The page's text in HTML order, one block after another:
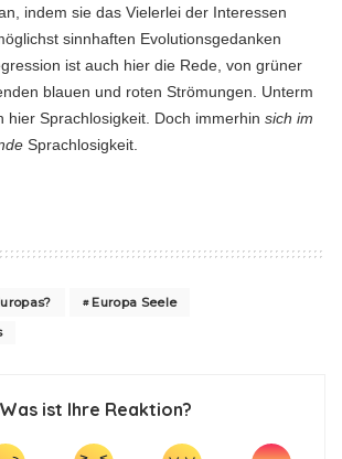
indem sie das Vielerlei der Interessen
sinnhaften Evolutionsgedanken
ist auch hier die Rede, von grüner
blauen und roten Strömungen. Unterm
hier Sprachlosigkeit. Doch immerhin sich im
Sprachlosigkeit.
Europa Seele
Was ist Ihre Reaktion?